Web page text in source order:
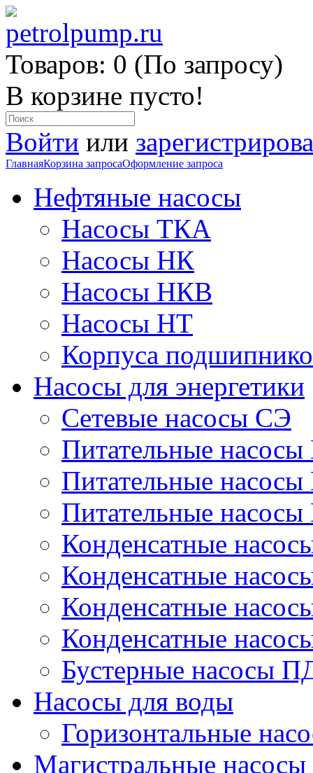
Товаров: 0 (По запросу)
В корзине пусто!
Войти или
ГлавнаяКорзина запросаОформление запроса
Нефтяные насосы
Насосы ТКА
Насосы НК
Насосы НКВ
Насосы НТ
Корпуса
Насосы для энергетики
Сетевые насосы СЭ
Питательные
Питательные
Питательные
Конденсатные
Конденсатные
Конденсатные
Конденсатные
Бустерные насосы
Насосы для воды
Горизонтальные
Магистральные насосы